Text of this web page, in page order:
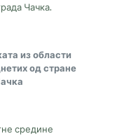
Чачка.
из области
од стране
средине